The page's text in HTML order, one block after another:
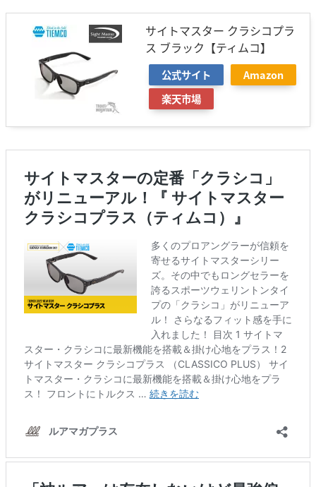
サイトマスター クラシコプラ
ス ブラック【ティムコ】
公式サイト
Amazon
楽天市場